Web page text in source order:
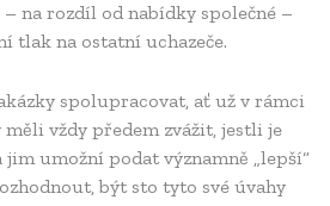
na rozdíl od nabídky společné –
tlak na ostatní uchazeče.
spolupracovat, ať už v rámci
vždy předem zvážit, jestli je
umožní podat významně „lepší“
být sto tyto své úvahy